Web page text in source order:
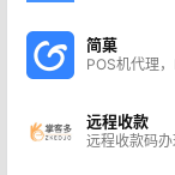
简菓
POS机代理
远程收款
远程收款码